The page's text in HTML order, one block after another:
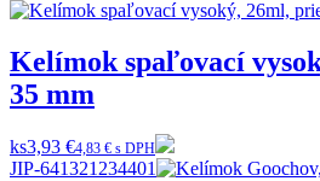
Kelímok spaľovací
35 mm
ks3,93 €4,83 € s DPH
JIP-641321234401